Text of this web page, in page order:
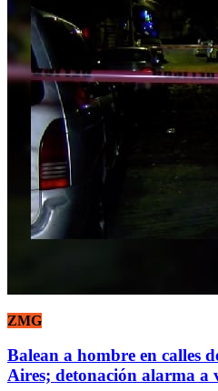
ZMG
Balean a hombre en calles
Aires; detonación alarma a